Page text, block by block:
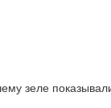
зеле